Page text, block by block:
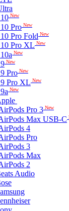
New
Pro New
Pro Fold New
Pro XL New
New
New
Pro New
Pro XL New
New
Pro 3 New
Max USB-C
4
Pro
3
Max
2
Audio